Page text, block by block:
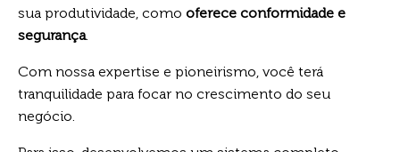
sua produtividade, como oferece conformidade e
segurança.
Com nossa expertise e pioneirismo, você terá
tranquilidade para focar no crescimento do seu
negócio.